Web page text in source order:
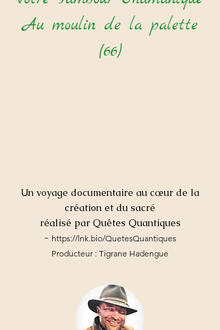
Au moulin de la palette
(66)
Un voyage documentaire au cœur de la
création et du sacré
réalisé par Quêtes Quantiques
- https://lnk.bio/QuetesQuantiques
Producteur : Tigrane Hadengue